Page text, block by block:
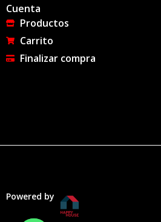
Cuenta
Productos
Carrito
Finalizar compra
Powered by